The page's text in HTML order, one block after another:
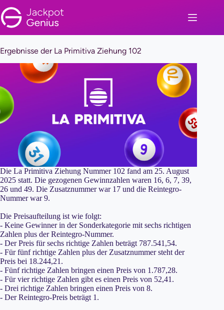
Inhalt
springen
Ergebnisse der La Primitiva Ziehung 102
Die La Primitiva Ziehung Nummer 102 fand am 25. August
2025 statt. Die gezogenen Gewinnzahlen waren 16, 6, 7, 39,
26 und 49. Die Zusatznummer war 17 und die Reintegro-
Nummer war 9.
Die Preisaufteilung ist wie folgt:
- Keine Gewinner in der Sonderkategorie mit sechs richtigen
Zahlen plus der Reintegro-Nummer.
- Der Preis für sechs richtige Zahlen beträgt 787.541,54.
- Für fünf richtige Zahlen plus der Zusatznummer steht der
Preis bei 18.244,21.
- Fünf richtige Zahlen bringen einen Preis von 1.787,28.
- Für vier richtige Zahlen gibt es einen Preis von 52,41.
- Drei richtige Zahlen bringen einen Preis von 8.
- Der Reintegro-Preis beträgt 1.